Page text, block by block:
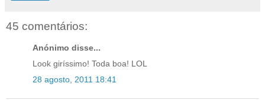
45 comentários:
Anónimo disse...
Look giríssimo! Toda boa! LOL
28 agosto, 2011 18:41